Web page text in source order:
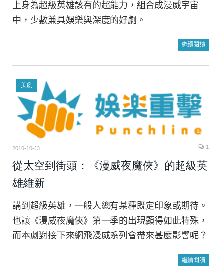
上身為超級英雄該有的超能力，組合成漫威宇宙
中，少數兼具娛樂與深度的好劇。
繼續閱讀
美劇
2016-10-13 1
從太空到街頭：《漫威夜魔俠》的超級英
雄維新
講到超級英雄，一般人總有某種既定印象或期待。
也讓《漫威夜魔俠》第一季的出現顯得如此特殊，
而本劇對接下來網飛漫威系列會帶來甚麼影響呢？
繼續閱讀